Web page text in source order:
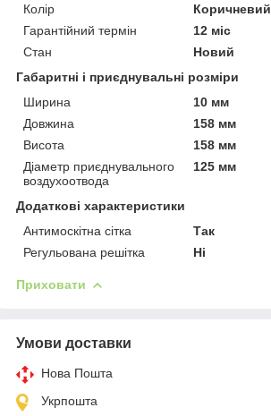
Колір
Коричневий
Гарантійний термін
12 міс
Стан
Новий
Габаритні і приєднувальні розміри
Ширина
10 мм
Довжина
158 мм
Висота
158 мм
Діаметр приєднувального
воздухоотвода
125 мм
Додаткові характеристики
Антимоскітна сітка
Так
Регульована решітка
Ні
Приховати
Умови доставки
Нова Пошта
Укрпошта